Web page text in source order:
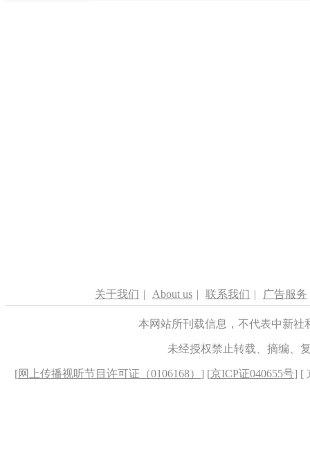
关于我们 | About us | 联系我们 | 广告服务
本网站所刊载信息，不代表中新
未经授权禁止转载、摘编、
[网上传播视听节目许可证（0106168） ] [京ICP证040655号] [